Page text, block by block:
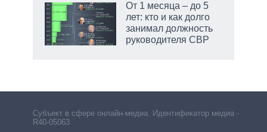
От 1 месяца – до 5
лет: кто и как долго
занимал должность
руководителя СВР
Субъект в сфере онлайн-медиа. Идентификатор медиа –
R40-05063